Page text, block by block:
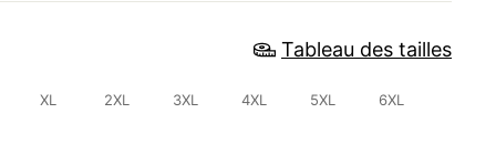
Tableau des tailles
XL 2XL 3XL 4XL 5XL 6XL